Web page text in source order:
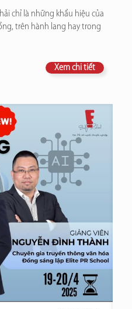
chỉ là những khẩu hiệu của
trên hành lang hay trong
Xem chi tiết